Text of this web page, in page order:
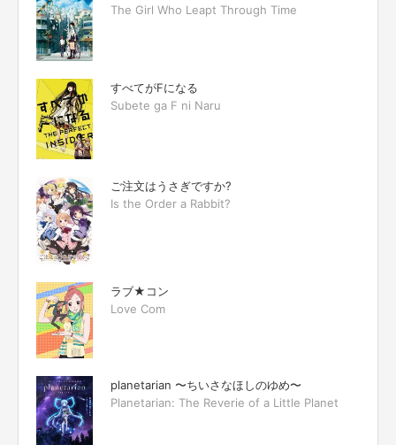
The Girl Who Leapt Through Time
すべてがFになる
Subete ga F ni Naru
ご注文はうさぎですか?
Is the Order a Rabbit?
ラブ★コン
Love Com
planetarian 〜ちいさなほしのゆめ〜
Planetarian: The Reverie of a Little Planet